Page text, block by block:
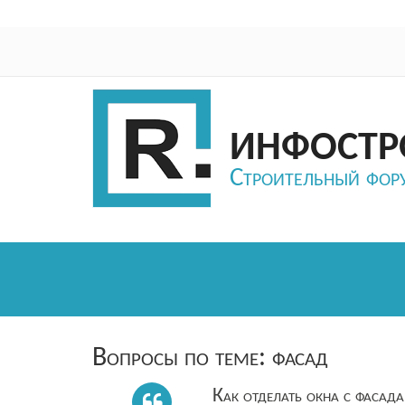
Строительный
Вопросы по теме: фасад
Как отделать окна с